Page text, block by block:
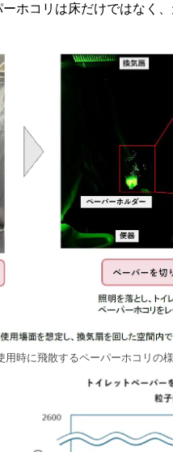
ホコリは床だけではなく
用時に飛散するペーパーホコリの